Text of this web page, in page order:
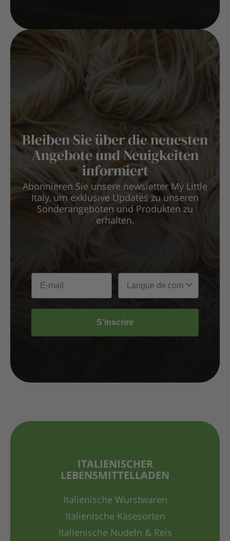
Bleiben Sie über die neuesten
Angebote und Neuigkeiten
informiert
Abonnieren Sie unsere newsletter My Little
Italy, um exklusive Updates zu unseren
Sonderangeboten und Produkten zu
erhalten.
S’inscrire
ITALIENISCHER
LEBENSMITTELLADEN
Italienische Wurstwaren
Italienische Käsesorten
Italienische Nudeln & Reis